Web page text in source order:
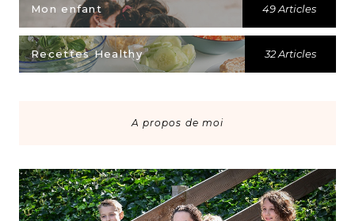
Mon enfant 49 Articles
Recettes Healthy 32 Articles
A propos de moi